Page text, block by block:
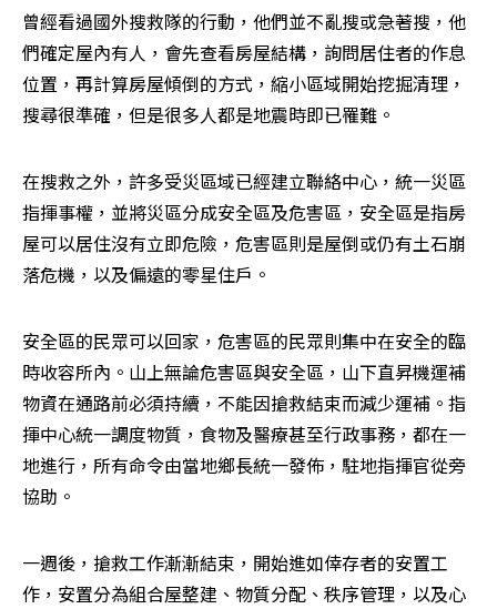
曾經看過國外搜救隊的行動，他們並不亂搜或急著搜，他
們確定屋內有人，會先查看房屋結構，詢問居住者的作息
位置，再計算房屋傾倒的方式，縮小區域開始挖掘清理，
搜尋很準確，但是很多人都是地震時即已罹難。
在搜救之外，許多受災區域已經建立聯絡中心，統一災區
指揮事權，並將災區分成安全區及危害區，安全區是指房
屋可以居住沒有立即危險，危害區則是屋倒或仍有土石崩
落危機，以及偏遠的零星住戶。
安全區的民眾可以回家，危害區的民眾則集中在安全的臨
時收容所內。山上無論危害區與安全區，山下直昇機運補
物資在通路前必須持續，不能因搶救結束而減少運補。指
揮中心統一調度物質，食物及醫療甚至行政事務，都在一
地進行，所有命令由當地鄉長統一發佈，駐地指揮官從旁
協助。
一週後，搶救工作漸漸結束，開始進如倖存者的安置工
作，安置分為組合屋整建、物質分配、秩序管理，以及心